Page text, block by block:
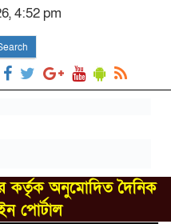
4:52 pm
কর্তৃক অনুমোদিত দৈনিক
পোর্টাল